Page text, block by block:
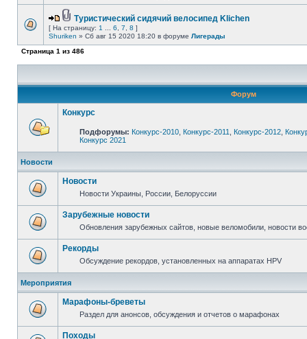
Туристический сидячий велосипед Klichen
[ На страницу: 1 6 7 8 ]
Shuriken » Сб авг 15 2020 18:20 в форуме Лигерады
Страница 1 из 486
Форум
Конкурс
Подфорумы: Конкурс-2010 Конкурс-2011 Конкурс-2012
Конкурс 2021
Новости
Новости
Новости Украины, России, Белоруссии
Зарубежные новости
Обновления зарубежных сайтов, новые веломобили, новости
Рекорды
Обсуждение рекордов, установленных на аппаратах HPV
Мероприятия
Марафоны-бреветы
Раздел для анонсов, обсуждения и отчетов о марафонах
Походы